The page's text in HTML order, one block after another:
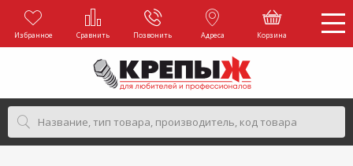
Избранное Сравнить Позвонить Адреса Корзина